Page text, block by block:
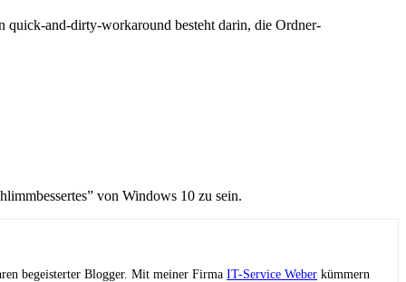
quick-and-dirty-workaround besteht darin, die Ordner-
von Windows 10 zu sein.
begeisterter Blogger. Mit meiner Firma IT-Service Weber kümmern